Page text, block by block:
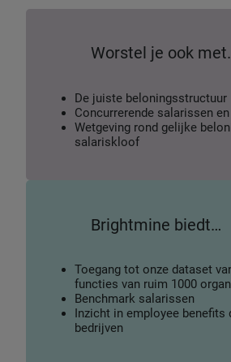
Worstel je ook
De juiste beloningsstructuur
Concurrerende salarissen
Wetgeving rond gelijke
salariskloof
Brightmine biedt…
Toegang tot onze dataset
functies van ruim 1000
Benchmark salarissen
Inzicht in employee benefits
bedrijven